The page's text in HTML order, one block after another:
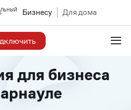
Бизнесу Для дома
≡
для бизнеса